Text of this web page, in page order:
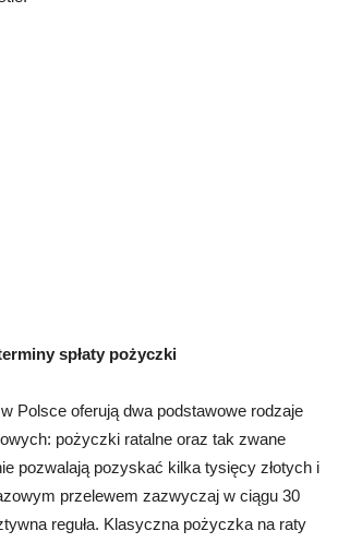
spłaty pożyczki
Polsce oferują dwa podstawowe rodzaje
pożyczki ratalne oraz tak zwane
pozwalają pozyskać kilka tysięcy złotych i
przelewem zazwyczaj w ciągu 30
reguła. Klasyczna pożyczka na raty